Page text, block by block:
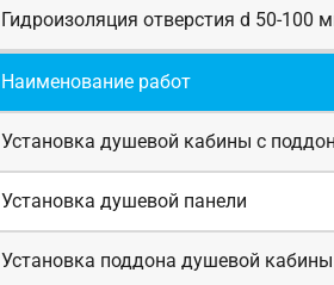
Гидроизоляция отверстия d 50-100
Наименование работ
Установка душевой кабины с
Установка душевой панели
Установка поддона душевой кабины